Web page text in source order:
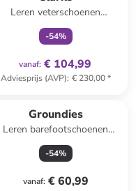
Leren veterschoenen
"Wallabee.GTX" paars
-54%
vanaf: € 104,99
Adviesprijs (AVP): € 230,00*
Groundies
Leren barefootschoenen
"Milano" zwart
-54%
vanaf: € 60,99